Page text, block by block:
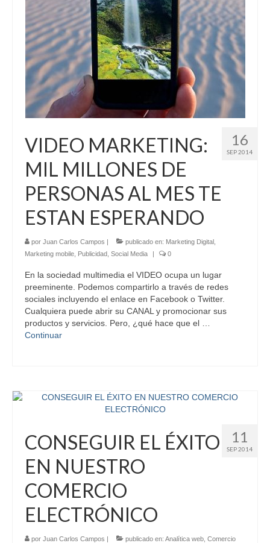
16
SEP 2014
VIDEO MARKETING:
MIL MILLONES DE
PERSONAS AL MES TE
ESTAN ESPERANDO
por Juan Carlos Campos | publicado en: Marketing Digital
Marketing mobile Publicidad Social Media | 0
En la sociedad multimedia el VIDEO ocupa un lugar
preeminente. Podemos compartirlo a través de redes
sociales incluyendo el enlace en Facebook o Twitter.
Cualquiera puede abrir su CANAL y promocionar sus
productos y servicios. Pero, ¿qué hace que el …
Continuar
11
SEP 2014
CONSEGUIR EL ÉXITO
EN NUESTRO
COMERCIO
ELECTRÓNICO
por Juan Carlos Campos | publicado en: Analítica web Comercio